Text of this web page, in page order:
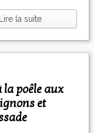
Lire la suite
et